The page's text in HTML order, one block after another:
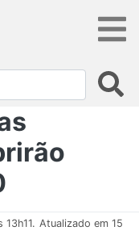
Atualizado em 15